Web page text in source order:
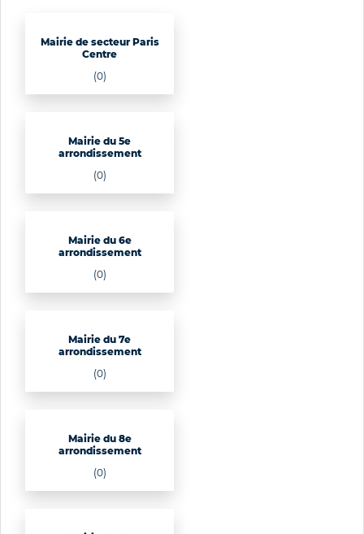
Mairie de secteur Paris
Centre
(0)
Mairie du 5e
arrondissement
(0)
Mairie du 6e
arrondissement
(0)
Mairie du 7e
arrondissement
(0)
Mairie du 8e
arrondissement
(0)